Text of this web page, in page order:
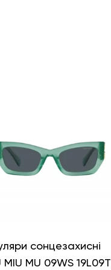
сонцезахисні
MIU MU 09WS 19L09T